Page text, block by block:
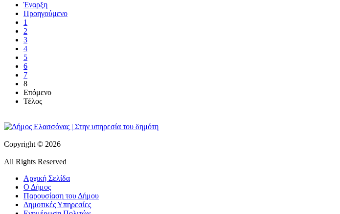
Έναρξη
Προηγούμενο
1
2
3
4
5
6
7
8
Επόμενο
Τέλος
Copyright © 2026
All Rights Reserved
Αρχική Σελίδα
Ο Δήμος
Παρουσίαση του Δήμου
Δημοτικές Υπηρεσίες